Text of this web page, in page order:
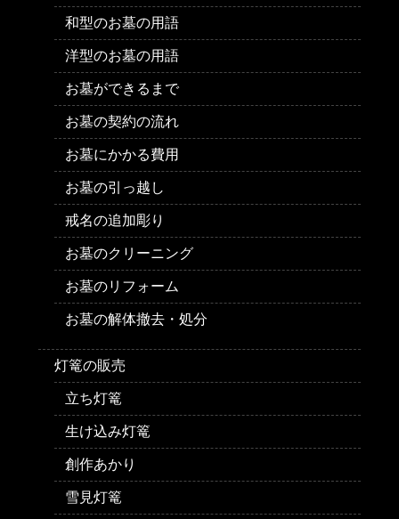
和型のお墓の用語
洋型のお墓の用語
お墓ができるまで
お墓の契約の流れ
お墓にかかる費用
お墓の引っ越し
戒名の追加彫り
お墓のクリーニング
お墓のリフォーム
お墓の解体撤去・処分
灯篭の販売
立ち灯篭
生け込み灯篭
創作あかり
雪見灯篭